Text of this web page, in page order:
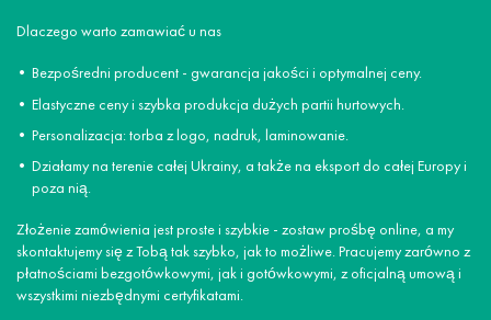
Dlaczego warto zamawiać u nas
Bezpośredni producent - gwarancja jakości i optymalnej ceny.
Elastyczne ceny i szybka produkcja dużych partii hurtowych.
Personalizacja: torba z logo, nadruk, laminowanie.
Działamy na terenie całej Ukrainy, a także na eksport do całej Europy i
poza nią.
Złożenie zamówienia jest proste i szybkie - zostaw prośbę online, a my
skontaktujemy się z Tobą tak szybko, jak to możliwe. Pracujemy zarówno z
płatnościami bezgotówkowymi, jak i gotówkowymi, z oficjalną umową i
wszystkimi niezbędnymi certyfikatami.